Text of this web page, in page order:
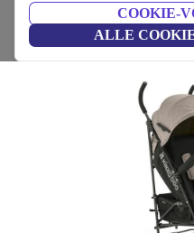
COOKIE-
ALLE
beige
(Beoordelingen worden